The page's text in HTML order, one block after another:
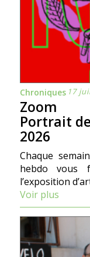
Chroniques 17
Zoom
Portrait
2026
Chaque
hebdo vous
l’exposition
Voir plus